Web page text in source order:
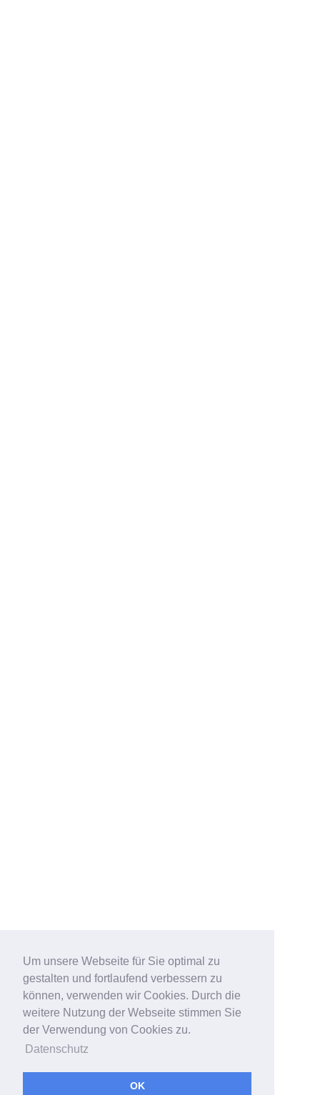
Um unsere Webseite für Sie optimal zu
gestalten und fortlaufend verbessern zu
können, verwenden wir Cookies. Durch die
weitere Nutzung der Webseite stimmen Sie
der Verwendung von Cookies zu.
Datenschutz
OK